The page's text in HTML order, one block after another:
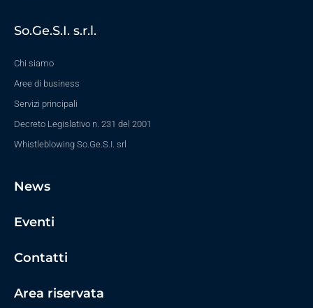
So.Ge.S.I. s.r.l.
Chi siamo
Aree di business
Servizi principali
Decreto Legislativo n. 231 del 2001
Whistleblowing So.Ge.S.I. srl
News
Eventi
Contatti
Area riservata